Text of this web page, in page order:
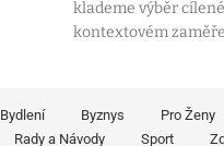
klademe výběr
kontextovém
Bydlení Byznys
Pro Ženy
Rady a Návody
Sport